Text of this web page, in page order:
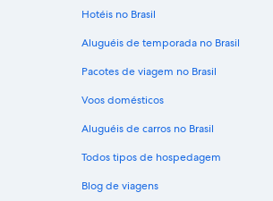
Hotéis no Brasil
Aluguéis de temporada no Brasil
Pacotes de viagem no Brasil
Voos domésticos
Aluguéis de carros no Brasil
Todos tipos de hospedagem
Blog de viagens